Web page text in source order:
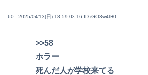
60 : 2025/04/13(日) 18:59:03.16 ID:iGO3w4tH0
>>58
ホラー
死んだ人が学校来てる